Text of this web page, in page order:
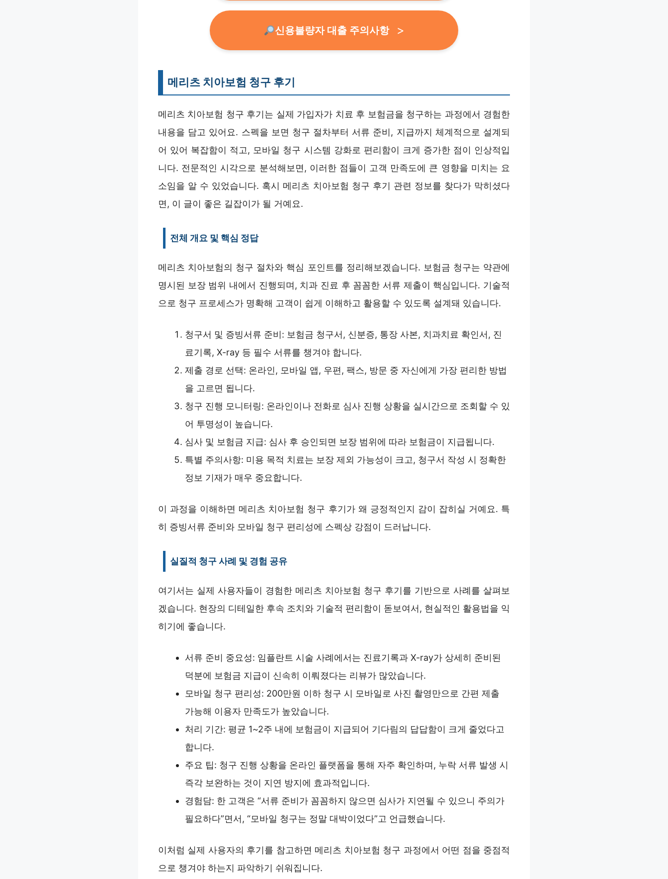
신용불량자 대출 주의사항
메리츠 치아보험 청구 후기
메리츠 치아보험 청구 후기는 실제 가입자가 치료 후 보험금을 청구하는 과정에서 경험한
내용을 담고 있어요. 스펙을 보면 청구 절차부터 서류 준비, 지급까지 체계적으로 설계되
어 있어 복잡함이 적고, 모바일 청구 시스템 강화로 편리함이 크게 증가한 점이 인상적입
니다. 전문적인 시각으로 분석해보면, 이러한 점들이 고객 만족도에 큰 영향을 미치는 요
소임을 알 수 있었습니다. 혹시 메리츠 치아보험 청구 후기 관련 정보를 찾다가 막히셨다
면, 이 글이 좋은 길잡이가 될 거예요.
전체 개요 및 핵심 정답
메리츠 치아보험의 청구 절차와 핵심 포인트를 정리해보겠습니다. 보험금 청구는 약관에
명시된 보장 범위 내에서 진행되며, 치과 진료 후 꼼꼼한 서류 제출이 핵심입니다. 기술적
으로 청구 프로세스가 명확해 고객이 쉽게 이해하고 활용할 수 있도록 설계돼 있습니다.
청구서 및 증빙서류 준비: 보험금 청구서, 신분증, 통장 사본, 치과치료 확인서, 진
료기록, X-ray 등 필수 서류를 챙겨야 합니다.
제출 경로 선택: 온라인, 모바일 앱, 우편, 팩스, 방문 중 자신에게 가장 편리한 방법
을 고르면 됩니다.
청구 진행 모니터링: 온라인이나 전화로 심사 진행 상황을 실시간으로 조회할 수 있
어 투명성이 높습니다.
심사 및 보험금 지급: 심사 후 승인되면 보장 범위에 따라 보험금이 지급됩니다.
특별 주의사항: 미용 목적 치료는 보장 제외 가능성이 크고, 청구서 작성 시 정확한
정보 기재가 매우 중요합니다.
이 과정을 이해하면 메리츠 치아보험 청구 후기가 왜 긍정적인지 감이 잡히실 거예요. 특
히 증빙서류 준비와 모바일 청구 편리성에 스펙상 강점이 드러납니다.
실질적 청구 사례 및 경험 공유
여기서는 실제 사용자들이 경험한 메리츠 치아보험 청구 후기를 기반으로 사례를 살펴보
겠습니다. 현장의 디테일한 후속 조치와 기술적 편리함이 돋보여서, 현실적인 활용법을 익
히기에 좋습니다.
서류 준비 중요성: 임플란트 시술 사례에서는 진료기록과 X-ray가 상세히 준비된
덕분에 보험금 지급이 신속히 이뤄졌다는 리뷰가 많았습니다.
모바일 청구 편리성: 200만원 이하 청구 시 모바일로 사진 촬영만으로 간편 제출
가능해 이용자 만족도가 높았습니다.
처리 기간: 평균 1~2주 내에 보험금이 지급되어 기다림의 답답함이 크게 줄었다고
합니다.
주요 팁: 청구 진행 상황을 온라인 플랫폼을 통해 자주 확인하며, 누락 서류 발생 시
즉각 보완하는 것이 지연 방지에 효과적입니다.
경험담: 한 고객은 “서류 준비가 꼼꼼하지 않으면 심사가 지연될 수 있으니 주의가
필요하다”면서, “모바일 청구는 정말 대박이었다”고 언급했습니다.
이처럼 실제 사용자의 후기를 참고하면 메리츠 치아보험 청구 과정에서 어떤 점을 중점적
으로 챙겨야 하는지 파악하기 쉬워집니다.